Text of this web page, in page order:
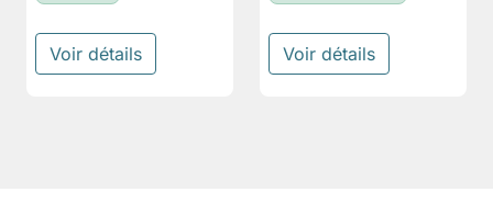
Voir détails Voir détails